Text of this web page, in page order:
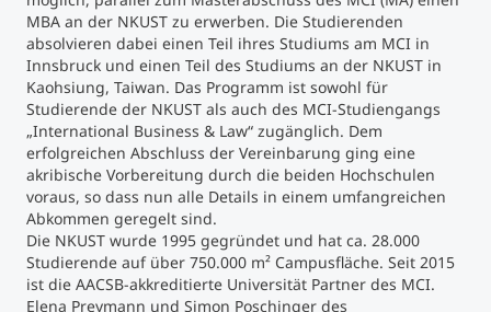
Executive Education Finder
MBA an der NKUST zu erwerben. Die Studierenden
absolvieren dabei einen Teil ihres Studiums am MCI in
Innsbruck und einen Teil des Studiums an der NKUST in
Kaohsiung, Taiwan. Das Programm ist sowohl für
Studierende der NKUST als auch des MCI-Studiengangs
„International Business & Law“ zugänglich. Dem
erfolgreichen Abschluss der Vereinbarung ging eine
akribische Vorbereitung durch die beiden Hochschulen
voraus, so dass nun alle Details in einem umfangreichen
Abkommen geregelt sind.
Die NKUST wurde 1995 gegründet und hat ca. 28.000
Studierende auf über 750.000 m² Campusfläche. Seit 2015
ist die AACSB-akkreditierte Universität Partner des MCI.
Elena Preymann und Simon Poschinger des